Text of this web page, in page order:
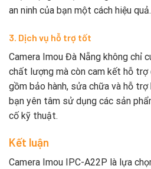
an ninh của bạn một cách hiệu quả.
3. Dịch vụ hỗ trợ tốt
Camera Imou Đà Nẵng không chỉ
chất lượng mà còn cam kết hỗ
gồm bảo hành, sửa chữa và hỗ
bạn yên tâm sử dụng các sản
cố kỹ thuật.
Kết luận
Camera Imou IPC-A22P là lựa